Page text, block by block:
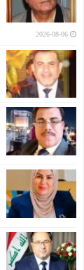
2026-08-06